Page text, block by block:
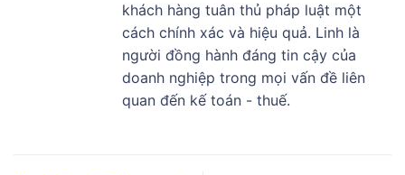
khách hàng tuân thủ pháp luật một
cách chính xác và hiệu quả. Linh là
người đồng hành đáng tin cậy của
doanh nghiệp trong mọi vấn đề liên
quan đến kế toán - thuế.